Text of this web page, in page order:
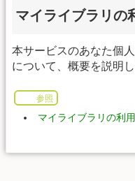
マイライブラリの
本サービスのあなた個
について、概要を説明し
参照
マイライブラリの利用